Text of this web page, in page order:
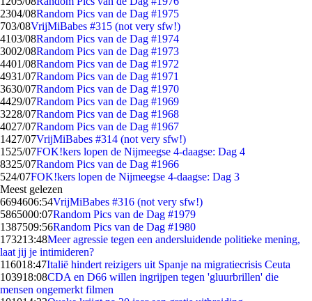
2304/08Random Pics van de Dag #1975
703/08VrijMiBabes #315 (not very sfw!)
4103/08Random Pics van de Dag #1974
3002/08Random Pics van de Dag #1973
4401/08Random Pics van de Dag #1972
4931/07Random Pics van de Dag #1971
3630/07Random Pics van de Dag #1970
4429/07Random Pics van de Dag #1969
3228/07Random Pics van de Dag #1968
4027/07Random Pics van de Dag #1967
1427/07VrijMiBabes #314 (not very sfw!)
1525/07FOK!kers lopen de Nijmeegse 4-daagse: Dag 4
8325/07Random Pics van de Dag #1966
524/07FOK!kers lopen de Nijmeegse 4-daagse: Dag 3
Meest gelezen
6694606:54VrijMiBabes #316 (not very sfw!)
5865000:07Random Pics van de Dag #1979
1387509:56Random Pics van de Dag #1980
173213:48Meer agressie tegen een andersluidende politieke mening,
laat jij je intimideren?
116018:47Italië hindert reizigers uit Spanje na migratiecrisis Ceuta
103918:08CDA en D66 willen ingrijpen tegen 'gluurbrillen' die
mensen ongemerkt filmen